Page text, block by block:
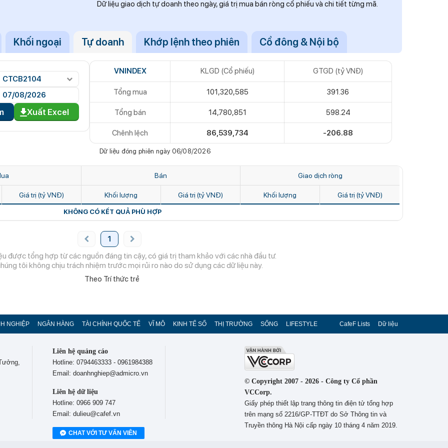
suốt 15 năm trên iPhone
khả năng tích tụ kim loại nặng, người Việt nên
khi sử dụng
trở lại của học sinh 34 tỉnh, thành phố sau kỳ
món nào cũng có hành lá?
nói này đủ sức khiến mối quan hệ phụ huynh -
con trẻ được hưởng lợi!
phá hủy hệ thống phòng không 15 triệu USD của
hát Chèo Quân đội mua ô tô tặng sinh nhật vợ
100 lần phạt nguội do chạy quá tốc độ quy
phạm 21 lần
vì lộ tin về kho đạn dược Mỹ
Dữ liệu giao dịch tự doanh theo ngày, giá trị mua bán ròng cổ phiếu và chi tiết từng mã.
Khối ngoại Tự doanh Khớp lệnh theo phiên Cổ đông & Nội bộ
CTCB2104
Xuất Excel
VNINDEX KLGD (Cổ phiếu) GTGD (tỷ VNĐ)
Tổng mua 101,320,585 391.36
Tổng bán 14,780,851 598.24
Chênh lệch 86,539,734 -206.88
Dữ liệu đóng phiên ngày 06/08/2026
Bán Giao dịch ròng
Giá trị (tỷ VNĐ) Khối lượng Giá trị (tỷ VNĐ) Khối lượng Giá trị (tỷ VNĐ)
KHÔNG CÓ KẾT QUẢ PHÙ HỢP
1
được tổng hợp từ các nguồn đáng tin cậy, có giá trị tham khảo với các nhà đầu tư.
tôi không chịu trách nhiệm trước mọi rủi ro nào do sử dụng các dữ liệu này.
Theo Trí thức trẻ
NGHIỆP NGÂN HÀNG TÀI CHÍNH QUỐC TẾ VĨ MÔ KINH TẾ SỐ THỊ TRƯỜNG SỐNG LIFESTYLE Dữ liệu
CafeF Lists
Liên hệ quảng cáo
Hotline: 0794463333 - 0961984388
Email: doanhnghiep@admicro.vn
Liên hệ dữ liệu
Hotline: 0966 909 747
Email: dulieu@cafef.vn
CHAT VỚI TƯ VẤN VIÊN
© Copyright 2007 - 2026 - Công ty Cổ phần
VCCorp.
Giấy phép thiết lập trang thông tin điện tử tổng hợp
trên mạng số 2216/GP-TTĐT do Sở Thông tin và
Truyền thông Hà Nội cấp ngày 10 tháng 4 năm 2019.